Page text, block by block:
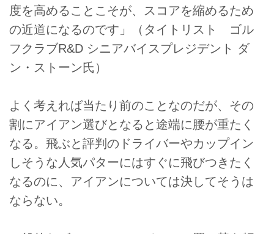
度を高めることこそが、スコアを縮めるため
の近道になるのです」（タイトリスト ゴル
フクラブR&D シニアバイスプレジデント ダ
ン・ストーン氏）
よく考えれば当たり前のことなのだが、その
割にアイアン選びとなると途端に腰が重たく
なる。飛ぶと評判のドライバーやカップイン
しそうな人気パターにはすぐに飛びつきたく
なるのに、アイアンについては決してそうは
ならない。